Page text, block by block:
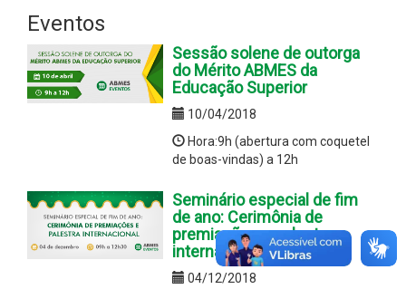
Eventos
Sessão solene de outorga
do Mérito ABMES da
Educação Superior
10/04/2018
Hora:9h (abertura com coquetel
de boas-vindas) a 12h
Seminário especial de fim
de ano: Cerimônia de
premiações e palestra
internacional
04/12/2018